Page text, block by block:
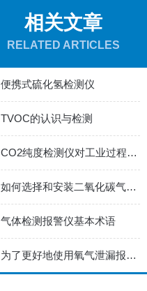
相关文章
RELATED ARTICLES
便携式硫化氢检测仪
TVOC的认识与检测
CO2纯度检测仪对工业过程的监测有何重要性？
如何选择和安装二氧化碳气体报警器？
气体检测报警仪基本术语
为了更好地使用氧气泄漏报警器，用户需掌握这些知识